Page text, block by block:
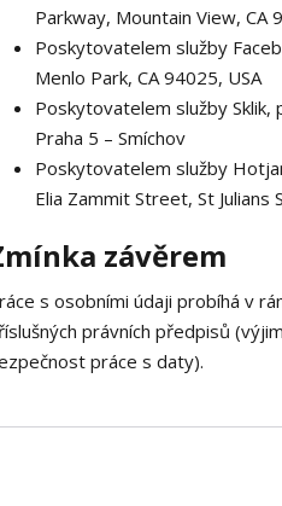
Parkway, Mountain View, CA
Poskytovatelem služby
Menlo Park, CA 94025, USA
Poskytovatelem služby Sklik,
Praha 5 – Smíchov
Poskytovatelem služby
Elia Zammit Street, St Julians
závěrem
s osobními údaji probíhá v
právních předpisů
práce s daty).